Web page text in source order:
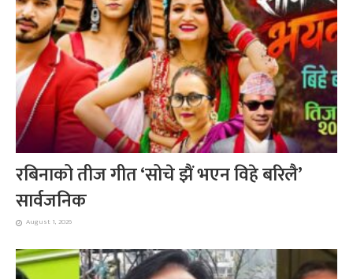
रबिनाको तीज गीत ‘सोचे झैं भएन विहे बरिलै’
सार्वजनिक
August 1, 2026